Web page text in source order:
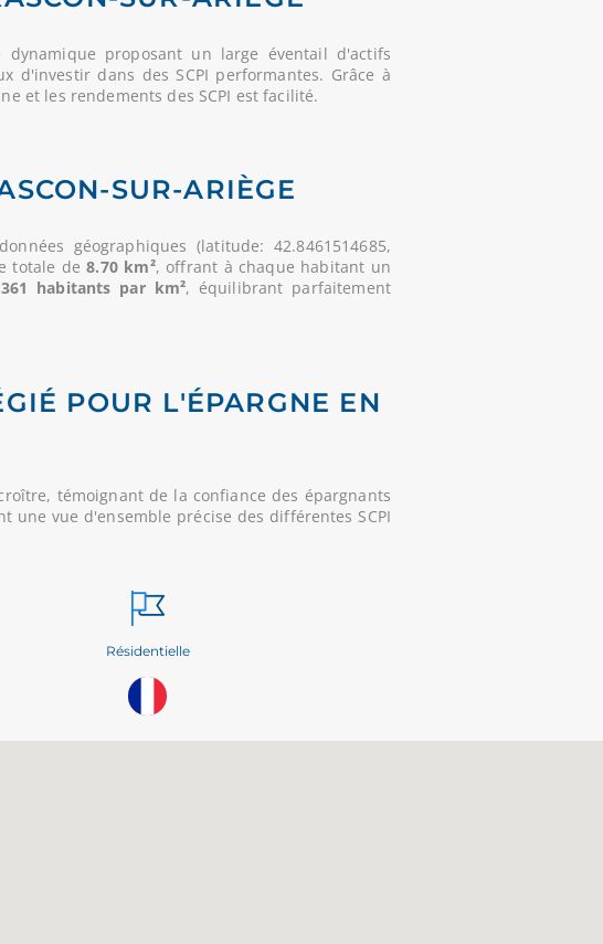
proposant un large éventail d'actifs
d'investir dans des SCPI performantes. Grâce à
et les rendements des SCPI est facilité.
SUR-ARIÈGE
géographiques (latitude: 42.8461514685,
totale de8.70 km², offrant à chaque habitant un
361 habitants par km², équilibrant parfaitement
POUR L'ÉPARGNE EN
croître, témoignant de la confiance des épargnants
vue d'ensemble précise des différentes SCPI
Résidentielle